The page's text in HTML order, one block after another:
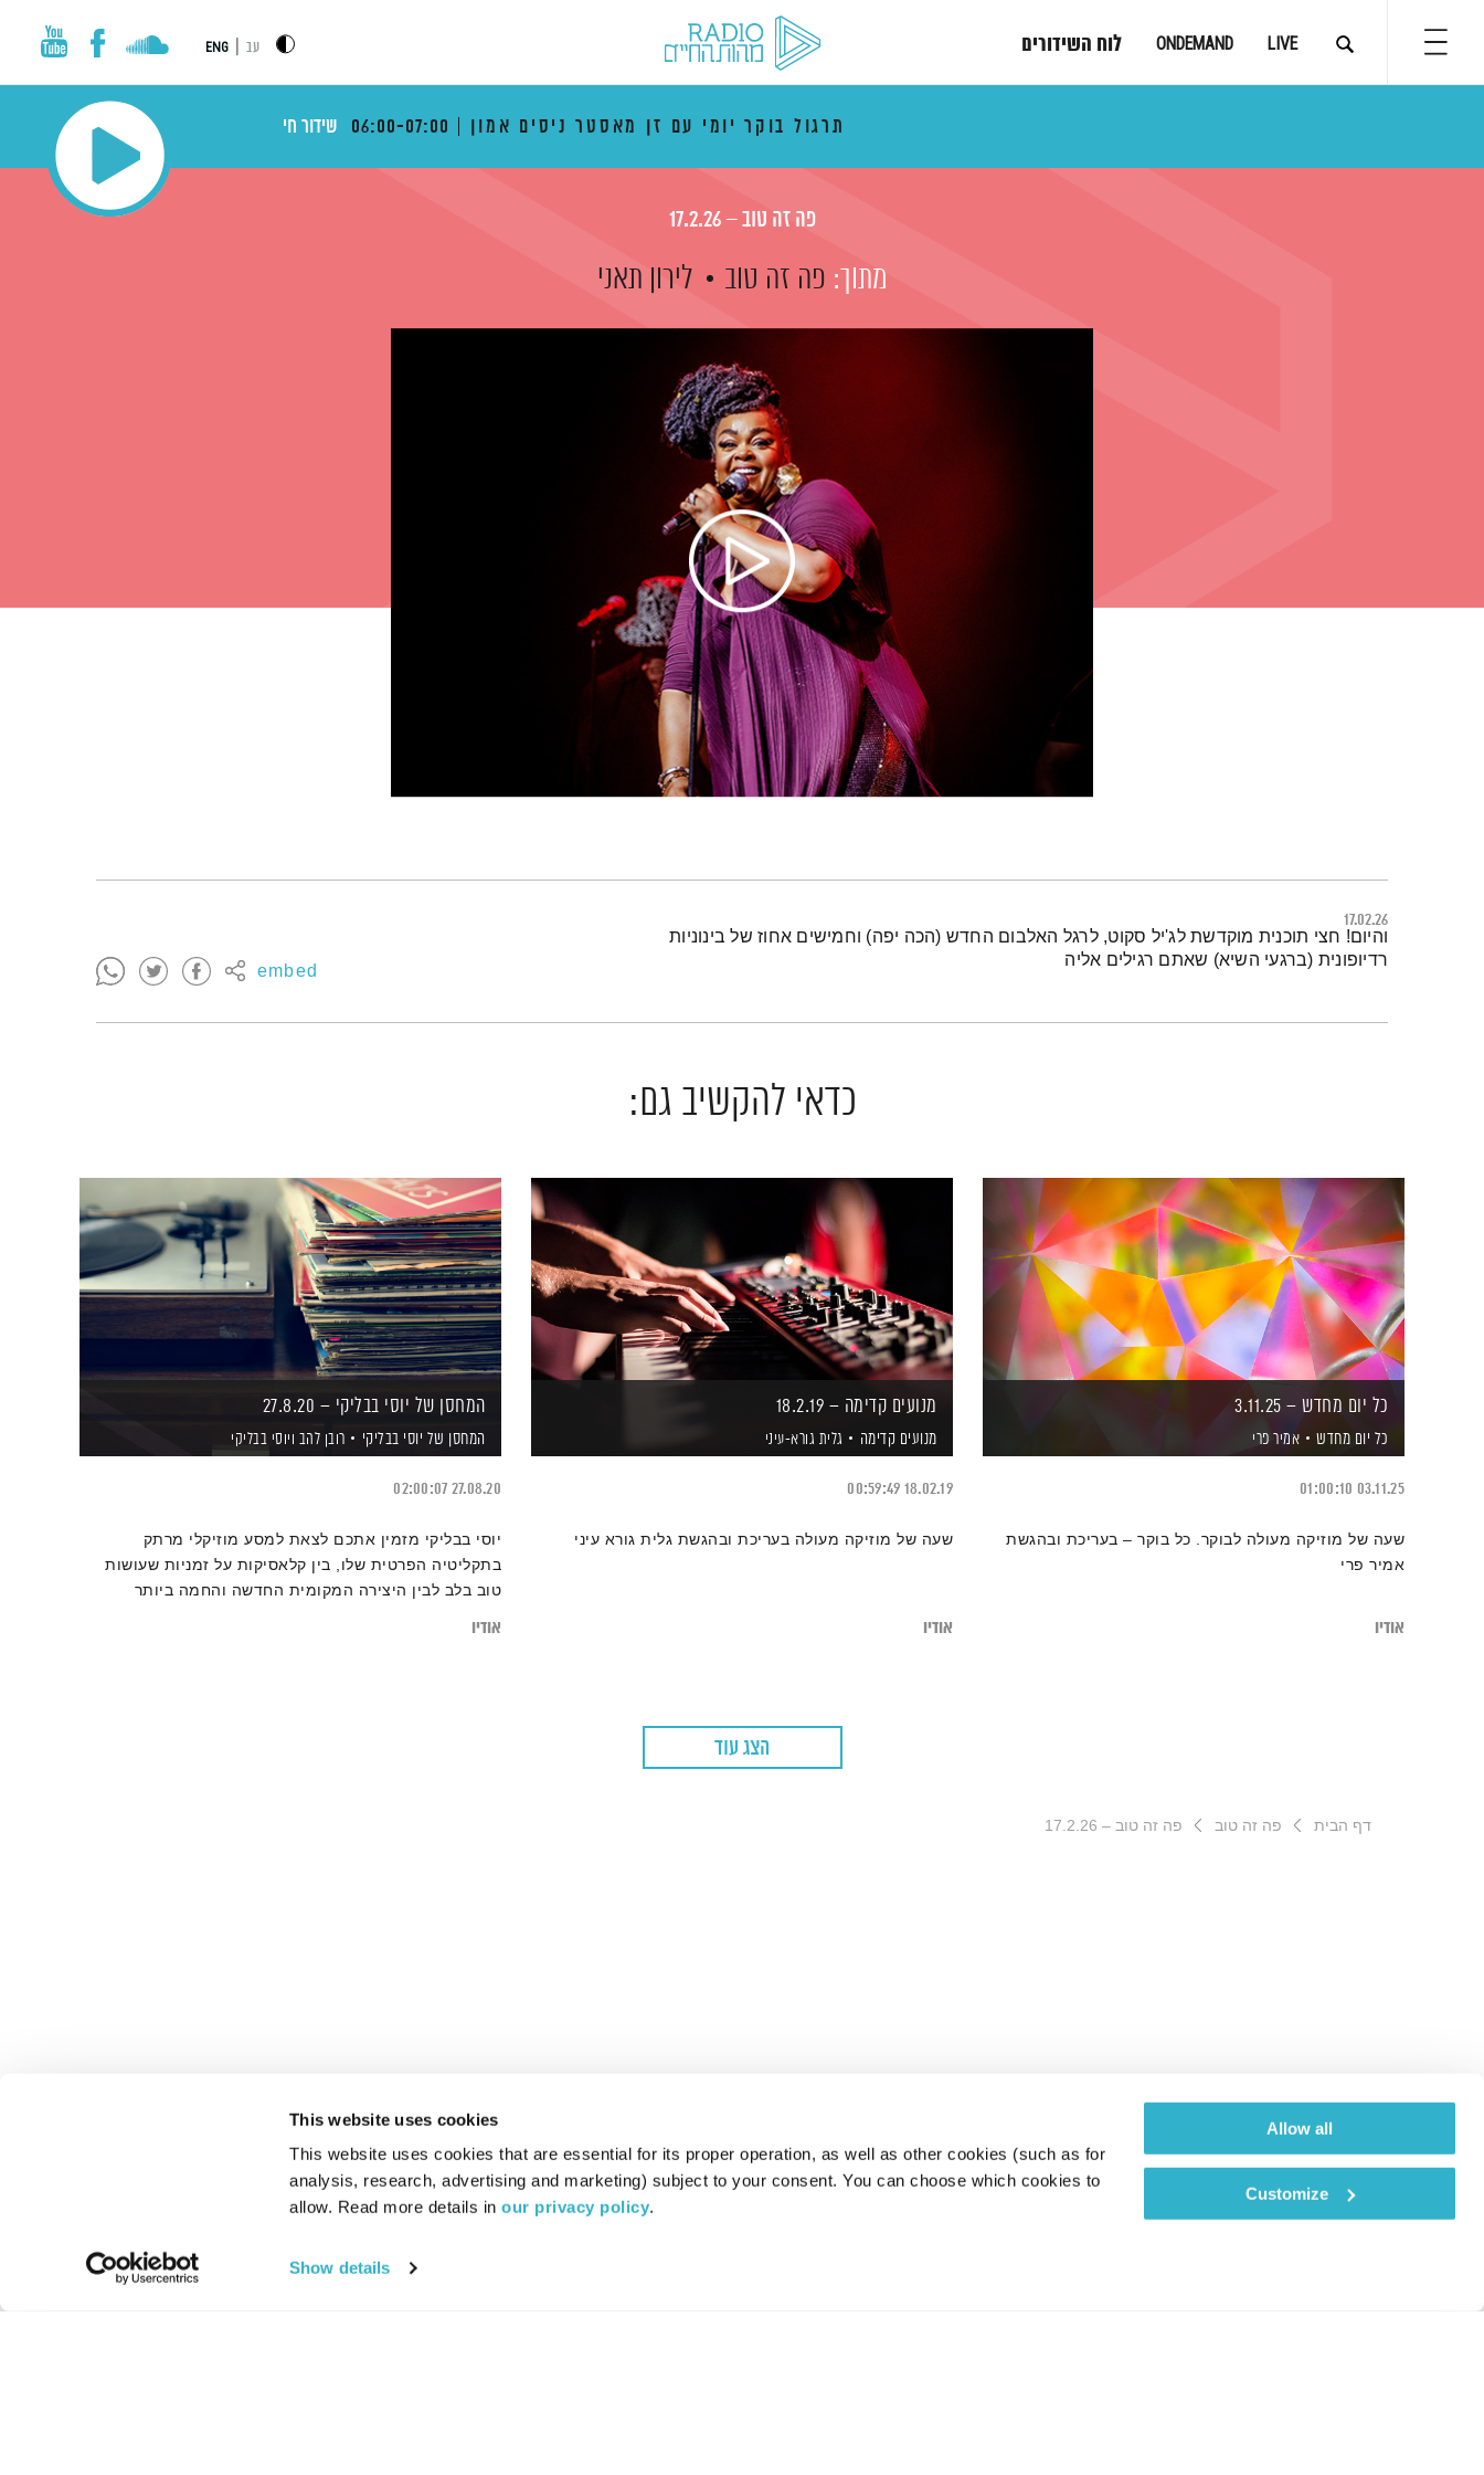
This website uses cookies
This website uses cookies that are essential for its proper operation, as well as other cookies (such as for
analysis, research, advertising and marketing) subject to your consent. You can choose which cookies to
allow. Read more details in our privacy policy.
Show details
Allow all
Customize
LIVE
ONDEMAND לוח השידורים עב ENG
תרגול בוקר יומי עם זן מאסטר ניסים אמון 06:00-07:00 שידור חי
פה זה טוב – 17.2.26
מתוך: פה זה טוב לירון תאני
17.02.26
embed
תמצית הפודקאסט
והיום! חצי תוכנית מוקדשת לג'יל סקוט, לרגל האלבום החדש (הכה יפה) וחמישים אחוז של בינוניות
רדיופונית (ברגעי השיא) שאתם רגילים אליה
כדאי להקשיב גם:
כל יום מחדש – 3.11.25
כל יום מחדש אמיר פרי
03.11.25
01:00:10
שעה של מוזיקה מעולה לבוקר. כל בוקר – בעריכת ובהגשת
אמיר פרי
אודיו
מנועים קדימה – 18.2.19
מנועים קדימה גלית גורא-עיני
18.02.19
00:59:49
שעה של מוזיקה מעולה בעריכת ובהגשת גלית גורא עיני
אודיו
המחסן של יוסי בבליקי – 27.8.20
המחסן של יוסי בבליקי רובן להב ויוסי בבליקי
27.08.20
02:00:07
יוסי בבליקי מזמין אתכם לצאת למסע מוזיקלי מרתק
בתקליטיה הפרטית שלו, בין קלאסיקות על זמניות שעושות
טוב בלב לבין היצירה המקומית החדשה והחמה ביותר
אודיו
הצג עוד
דף הבית פה זה טוב פה זה טוב – 17.2.26